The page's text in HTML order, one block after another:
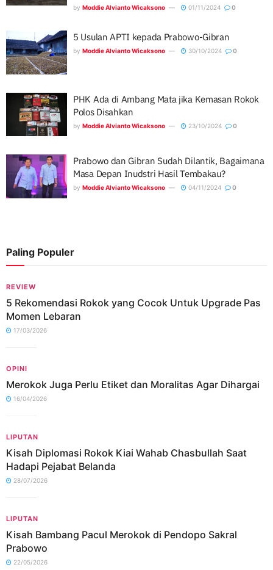
by Moddie Alvianto Wicaksono 01/11/2024 0
5 Usulan APTI kepada Prabowo-Gibran
by Moddie Alvianto Wicaksono 30/10/2024 0
PHK Ada di Ambang Mata jika Kemasan Rokok
Polos Disahkan
by Moddie Alvianto Wicaksono 23/10/2024 0
Prabowo dan Gibran Sudah Dilantik, Bagaimana
Masa Depan Inudstri Hasil Tembakau?
by Moddie Alvianto Wicaksono 04/11/2024 0
Paling Populer
REVIEW
5 Rekomendasi Rokok yang Cocok Untuk Upgrade Pas
Momen Lebaran
17/03/2026
OPINI
Merokok Juga Perlu Etiket dan Moralitas Agar Dihargai
16/04/2026
LIPUTAN
Kisah Diplomasi Rokok Kiai Wahab Chasbullah Saat
Hadapi Pejabat Belanda
28/07/2026
LIPUTAN
Kisah Bambang Pacul Merokok di Pendopo Sakral
Prabowo
22/05/2026